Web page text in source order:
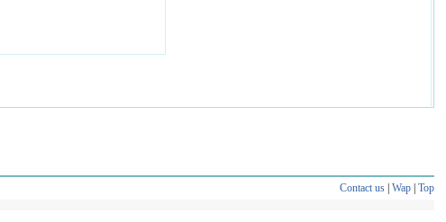
Contact us| Wap| Top